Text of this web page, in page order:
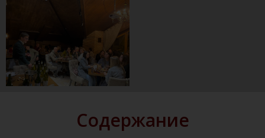
Содержание